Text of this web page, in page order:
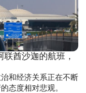
酋沙迦的航班，
和经济关系正在不断
态度相对悲观。